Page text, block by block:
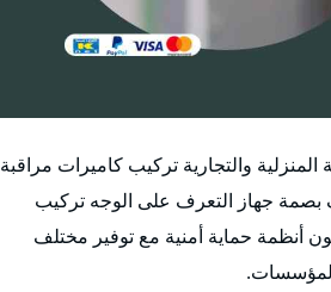
والتجارية تركيب كاميرات مراقبة
بصمة جهاز التعرف على الوجه تركيب
أنظمة حماية أمنية مع توفير مختلف
المؤسسات.